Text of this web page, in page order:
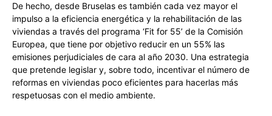
De hecho, desde Bruselas es también cada vez mayor el
impulso a la eficiencia energética y la rehabilitación de las
viviendas a través del programa ‘Fit for 55’ de la Comisión
Europea, que tiene por objetivo reducir en un 55% las
emisiones perjudiciales de cara al año 2030. Una estrategia
que pretende legislar y, sobre todo, incentivar el número de
reformas en viviendas poco eficientes para hacerlas más
respetuosas con el medio ambiente.